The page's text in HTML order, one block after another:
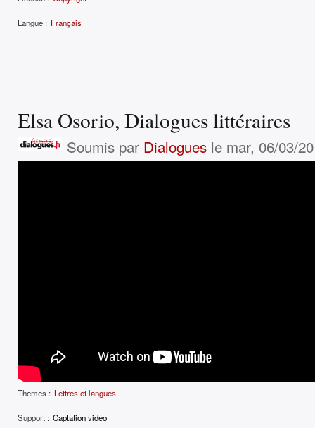
Langue : Français
Elsa Osorio, Dialogues littéraires
Soumis par Dialoguesle mar, 06/03/
Themes : Lettres et langues
Support : Captation vidéo